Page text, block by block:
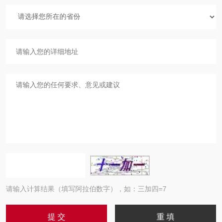
请输入计算结果（填写阿拉伯数字），如：三加四=7